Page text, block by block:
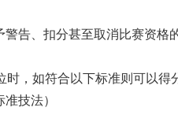
告、扣分甚至取消比赛资格
，如符合以下标准则可以得
技法）